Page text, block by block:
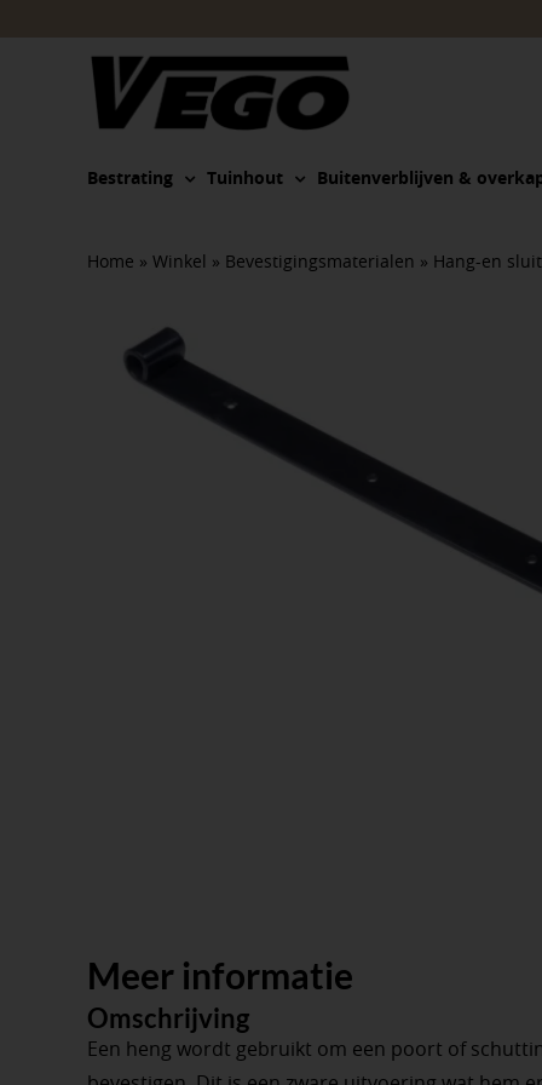
Bestrating Tuinhout Buitenverblijven &
Home » Winkel » Bevestigingsmaterialen » Hang-en
Meer informatie
Omschrijving
Een heng wordt gebruikt om een ​​poort of